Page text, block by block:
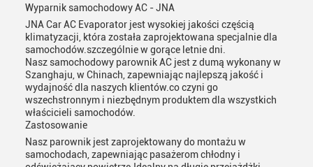
Wyparnik samochodowy AC - JNA
JNA Car AC Evaporator jest wysokiej jakości częścią
klimatyzacji, która została zaprojektowana specjalnie dla
samochodów.szczególnie w gorące letnie dni.
Nasz samochodowy parownik AC jest z dumą wykonany w
Szanghaju, w Chinach, zapewniając najlepszą jakość i
wydajność dla naszych klientów.co czyni go
wszechstronnym i niezbędnym produktem dla wszystkich
właścicieli samochodów.
Zastosowanie
Nasz parownik jest zaprojektowany do montażu w
samochodach, zapewniając pasażerom chłodny i